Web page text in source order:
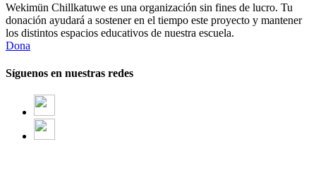
Wekimün Chillkatuwe es una organización sin fines de lucro. Tu
donación ayudará a sostener en el tiempo este proyecto y mantener
los distintos espacios educativos de nuestra escuela.
Dona
Síguenos en nuestras redes